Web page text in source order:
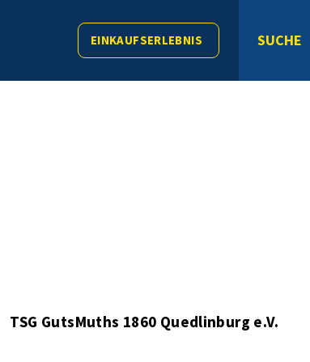
EINKAUFSERLEBNIS SUCHE
TSG GutsMuths 1860 Quedlinburg e.V.